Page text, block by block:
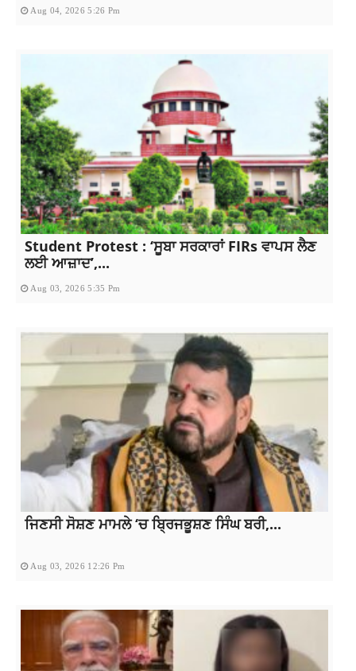
Aug 04, 2026 5:26 Pm
Student Protest : ‘ਸੂਬਾ ਸਰਕਾਰਾਂ FIRs ਵਾਪਸ ਲੈਣ
ਲਈ ਆਜ਼ਾਦ’,...
Aug 03, 2026 5:35 Pm
ਜਿਣਸੀ ਸੋਸ਼ਣ ਮਾਮਲੇ ‘ਚ ਬ੍ਰਿਜਭੂਸ਼ਣ ਸਿੰਘ ਬਰੀ,...
Aug 03, 2026 12:26 Pm